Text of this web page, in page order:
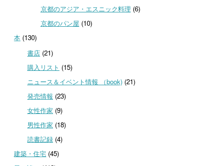
京都のアジア・エスニック料理 (6)
京都のパン屋 (10)
本 (130)
書店(21)
購入リスト (15)
ニュース＆イベント情報 （book)(21)
発売情報 (23)
女性作家 (9)
男性作家 (18)
読書記録(4)
建築・住宅 (45)